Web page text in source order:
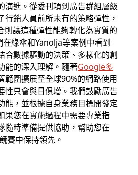
演進。從委刊項到廣告群組層級
行銷人員前所未有的策略彈性，
則讓這種彈性能夠轉化為實質的
綠傘和Yanolja等案例中看到
合數據驅動的決策、多樣化的創
能的深入理解。隨著Google多
範圍擴展至全球90%的網路使用
性只會與日俱增。我們鼓勵廣告
能，並根據自身業務目標開發定
果您在實施過程中需要專業指
隨時準備提供協助，幫助您在
賽中保持領先。